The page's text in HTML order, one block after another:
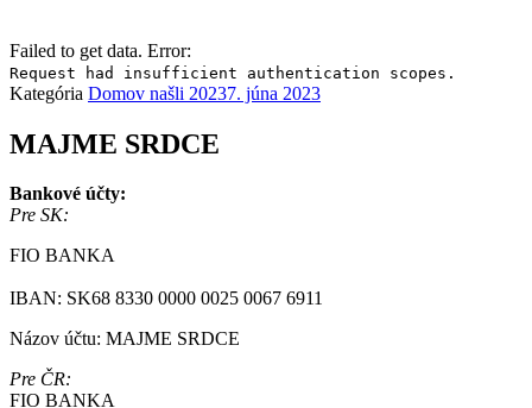
Failed to get data. Error:
Request had insufficient authentication scopes.
Kategória Domov našli 20237. júna 2023
MAJME SRDCE
Bankové účty:
Pre SK:
FIO BANKA
IBAN: SK68 8330 0000 0025 0067 6911
Názov účtu: MAJME SRDCE
Pre ČR:
FIO BANKA